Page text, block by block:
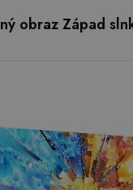
obraz Západ